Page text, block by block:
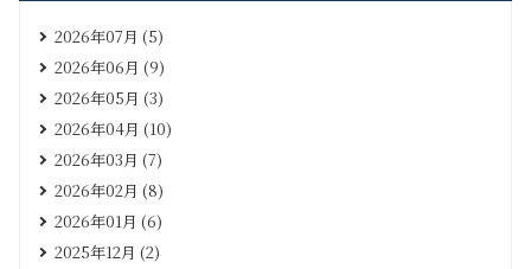
2026年07月 (5)
2026年06月 (9)
2026年05月 (3)
2026年04月 (10)
2026年03月 (7)
2026年02月 (8)
2026年01月 (6)
2025年12月 (2)